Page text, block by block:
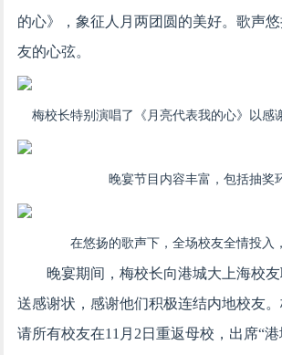
的心》，象征人月两团圆的美好。歌声
友的心弦。
梅校长特别演唱了《月亮代表我的心》以感
晚宴节目内容丰富，包括抽奖
在悠扬的歌声下，全场校友全情投入
晚宴期间，梅校长向港城大上海校
送感谢状，感谢他们积极连结内地校友
请所有校友在11月2日重返母校，出席“